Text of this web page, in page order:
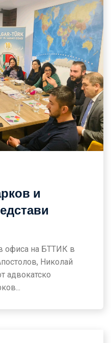
и
офиса на БТТИК в
Николай
адвокатско